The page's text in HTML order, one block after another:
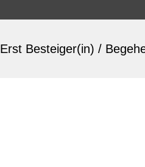
Erst Besteiger(in) /